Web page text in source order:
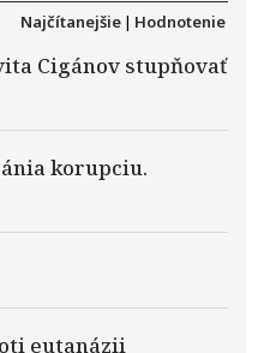
Najčítanejšie | Hodnotenie
Cigánov stupňovať
korupciu.
eutanázii